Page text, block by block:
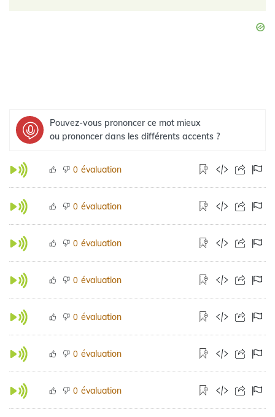
Pouvez-vous prononcer ce mot mieux
ou prononcer dans les différents accents ?
0 évaluation
0 évaluation
0 évaluation
0 évaluation
0 évaluation
0 évaluation
0 évaluation